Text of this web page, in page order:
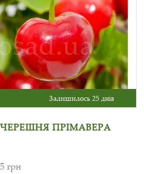
Залишилось 25 днів
ПРІМАВЕРА
грн